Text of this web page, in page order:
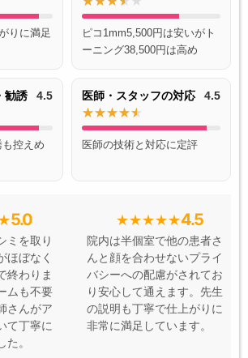
りに満足
ピコ1mm5,500円は安いがト
ーニング38,500円は高め
勧誘 4.5
控えめ
医師・スタッフの対応 4.5
医師の技術と対応に定評
5.0
ミを取り
ほぼなく
終わりま
ムも不要
さんがア
て丁寧に
た。
4.5
院内は半個室で他の患者さ
んと顔を合わせないプライ
バシーへの配慮がされてお
り安心して通えます。先生
の説明も丁寧で仕上がりに
非常に満足しています。